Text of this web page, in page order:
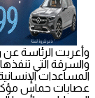
وأعربت الرئاسة عن
والسرقة التي
المساعدات
عصابات حماس